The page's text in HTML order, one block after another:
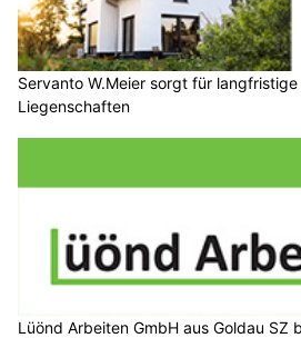
Servanto W.Meier sorgt für
Liegenschaften
Lüönd Arbeiten GmbH aus Goldau SZ